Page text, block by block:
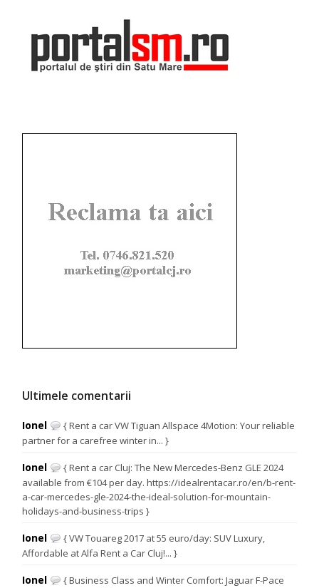
Ultimele comentarii
Ionel
{ Rent a car VW Tiguan Allspace 4Motion: Your reliable
partner for a carefree winter in... }
Ionel
{ Rent a car Cluj: The New Mercedes-Benz GLE 2024
available from €104 per day. https://idealrentacar.ro/en/b-rent-
a-car-mercedes-gle-2024-the-ideal-solution-for-mountain-
holidays-and-business-trips }
Ionel
{ VW Touareg 2017 at 55 euro/day: SUV Luxury,
Affordable at Alfa Rent a Car Cluj!... }
Ionel
{ Business Class and Winter Comfort: Jaguar F-Pace